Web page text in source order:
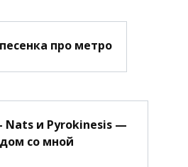
про метро
Nats и Pyrokinesis —
со мной